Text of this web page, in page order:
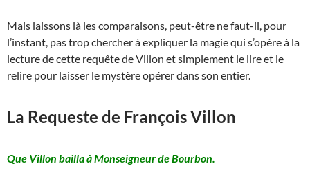
Mais laissons là les comparaisons, peut-être ne faut-il, pour
l’instant, pas trop chercher à expliquer la magie qui s’opère à la
lecture de cette requête de Villon et simplement le lire et le
relire pour laisser le mystère opérer dans son entier.
La Requeste de François Villon
Que Villon bailla à Monseigneur de Bourbon.